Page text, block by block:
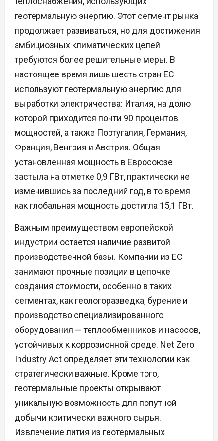
геотермальную энергию. Этот сегмент рынка
продолжает развиваться, но для достижения
амбициозных климатических целей
требуются более решительные меры. В
настоящее время лишь шесть стран ЕС
используют геотермальную энергию для
выработки электричества: Италия, на долю
которой приходится почти 90 процентов
мощностей, а также Португалия, Германия,
Франция, Венгрия и Австрия. Общая
установленная мощность в Евросоюзе
застыла на отметке 0,9 ГВт, практически не
изменившись за последний год, в то время
как глобальная мощность достигла 15,1 ГВт.
Важным преимуществом европейской
индустрии остается наличие развитой
производственной базы. Компании из ЕС
занимают прочные позиции в цепочке
создания стоимости, особенно в таких
сегментах, как геологоразведка, бурение и
производство специализированного
оборудования — теплообменников и насосов,
устойчивых к коррозионной среде. Net Zero
Industry Act определяет эти технологии как
стратегически важные. Кроме того,
геотермальные проекты открывают
уникальную возможность для попутной
добычи критически важного сырья.
Извлечение лития из геотермальных